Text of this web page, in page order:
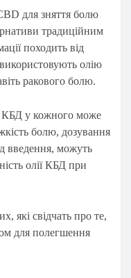
для зняття болю
традиційним
походить від
олію
ракового болю.
КБД у кожного може
болю, дозування
введення, можуть
олії КБД при
які свідчать про те,
для полегшення